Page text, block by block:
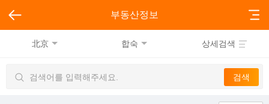
부동산정보
北京 합숙 상세검색